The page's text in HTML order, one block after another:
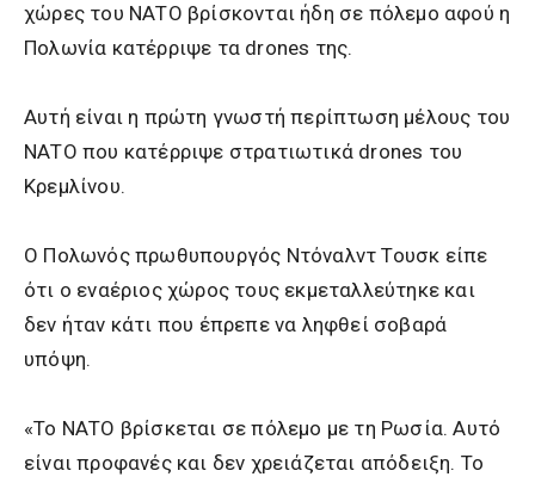
χώρες του ΝΑΤΟ βρίσκονται ήδη σε πόλεμο αφού η
Πολωνία κατέρριψε τα drones της.
Αυτή είναι η πρώτη γνωστή περίπτωση μέλους του
ΝΑΤΟ που κατέρριψε στρατιωτικά drones του
Κρεμλίνου.
Ο Πολωνός πρωθυπουργός Ντόναλντ Τουσκ είπε
ότι ο εναέριος χώρος τους εκμεταλλεύτηκε και
δεν ήταν κάτι που έπρεπε να ληφθεί σοβαρά
υπόψη.
«Το ΝΑΤΟ βρίσκεται σε πόλεμο με τη Ρωσία. Αυτό
είναι προφανές και δεν χρειάζεται απόδειξη. Το